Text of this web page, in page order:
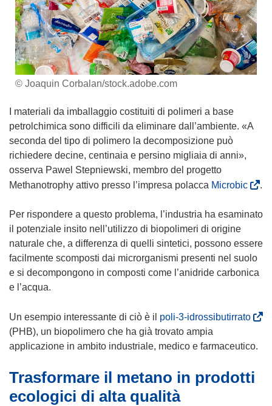
© Joaquin Corbalan/stock.adobe.com
I materiali da imballaggio costituiti di polimeri a base
petrolchimica sono difficili da eliminare dall’ambiente. «A
seconda del tipo di polimero la decomposizione può
richiedere decine, centinaia e persino migliaia di anni»,
osserva Pawel Stepniewski, membro del progetto
Methanotrophy attivo presso l’impresa polacca Microbic(
i
p
r
e
u
a
u
.
Per rispondere a questo problema, l’industria ha esaminato
il potenziale insito nell’utilizzo di biopolimeri di origine
naturale che, a differenza di quelli sintetici, possono essere
facilmente scomposti dai microrganismi presenti nel suolo
e si decompongono in composti come l’anidride carbonica
e l’acqua.
Un esempio interessante di ciò è il poli-3-idrossibutirrato(
i
p
(PHB), un biopolimero che ha già trovato ampia
applicazione in ambito industriale, medico e farmaceutico.
Trasformare il metano in prodotti
ecologici di alta qualità